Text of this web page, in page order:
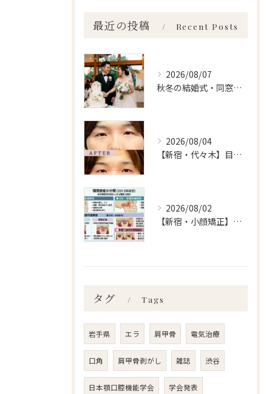
最近の投稿 Recent Posts
2026/08/07
秋冬の結婚式・同窓会に間に合わせるなら「今」始めるべき理由 ailes式 before・after 新宿・食いしばり・骨盤矯正・小顔矯正・顎関節症・顔の左右差ならailesシンメトリー矯正院
2026/08/04
【新宿・代々木】目の左右差ailes式 before・after 新宿・食いしばり・骨盤矯正・小顔矯正・顎関節症・顔の左右差ならailesシンメトリー矯正院
2026/08/02
【新宿・小顔矯正】顎関節症の分類、あなたはいくつ言えますか？ailes式 before・after 新宿・食いしばり・骨盤矯正・小顔矯正・顎関節症・顔の左右差ならailesシンメトリー矯正院
タグ Tags
岩手県 エラ 肩甲骨 電気治療
口角 肩甲骨剥がし 雑誌 渋谷
日本顎口腔機能学会 学会発表